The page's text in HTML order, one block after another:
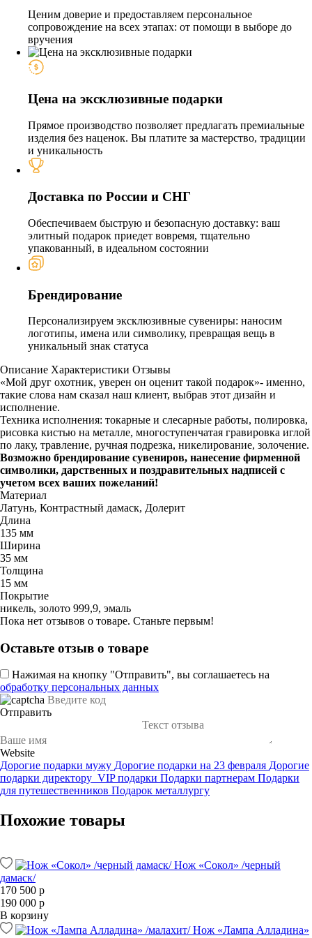
Ценим доверие и предоставляем персональное
сопровождение на всех этапах: от помощи в выборе до
вручения
Цена на эксклюзивные подарки
Прямое производство позволяет предлагать премиальные
изделия без наценок. Вы платите за мастерство, традиции
и уникальность
Доставка по России и СНГ
Обеспечиваем быструю и безопасную доставку: ваш
элитный подарок приедет вовремя, тщательно
упакованный, в идеальном состоянии
Брендирование
Персонализируем эксклюзивные сувениры: наносим
логотипы, имена или символику, превращая вещь в
уникальный знак статуса
Описание Характеристики Отзывы
«Мой друг охотник, уверен он оценит такой подарок»- именно,
такие слова нам сказал наш клиент, выбрав этот дизайн и
исполнение.
Техника исполнения: токарные и слесарные работы, полировка,
рисовка кистью на металле, многоступенчатая гравировка иглой
по лаку, травление, ручная подрезка, никелирование, золочение.
Возможно брендирование сувениров, нанесение фирменной
символики, дарственных и поздравительных надписей с
учетом всех ваших пожеланий!
Материал
Латунь, Контрастный дамаск, Долерит
Длина
135 мм
Ширина
35 мм
Толщина
15 мм
Покрытие
никель, золото 999,9, эмаль
Пока нет отзывов о товаре. Станьте первым!
Оставьте отзыв о товаре
Нажимая на кнопку "Отправить", вы соглашаетесь на
обработку персональных данных
Отправить
Website
Дорогие подарки мужу Дорогие подарки на 23 февраля Дорогие
подарки директору VIP подарки Подарки партнерам Подарки
для путешественников Подарок металлургу
Похожие товары
Нож «Сокол» /черный
дамаск/
170 500 р
190 000 р
В корзину
Нож «Лампа Алладина»